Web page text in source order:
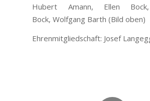
Hubert Amann, Ellen
Bock, Wolfgang Barth (Bild oben)
Ehrenmitgliedschaft: Josef